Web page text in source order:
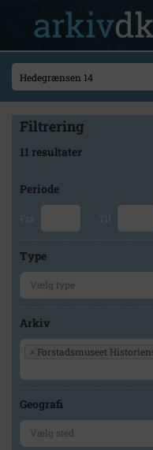
Filtrering
11 resultater
Periode
Fra Til
Type
Arkiv
× Forstadsmuseet
Geografi